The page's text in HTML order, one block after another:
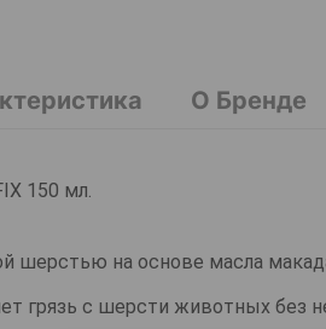
О Бренде
150 мл.
шерстью на основе масла
грязь с шерсти животных без